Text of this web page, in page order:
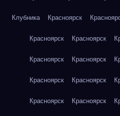
Клубника Красноярск
Красноярск Красноярск
Красноярск Красноярск
Красноярск Красноярск
Красноярск Красноярск